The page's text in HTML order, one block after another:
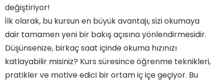
değiştiriyor!
İlk olarak, bu kursun en büyük avantajı, sizi okumaya
dair tamamen yeni bir bakış açısına yönlendirmesidir.
Düşünsenize, birkaç saat içinde okuma hızınızı
katlayabilir misiniz? Kurs süresince öğrenme teknikleri,
pratikler ve motive edici bir ortam iç içe geçiyor. Bu